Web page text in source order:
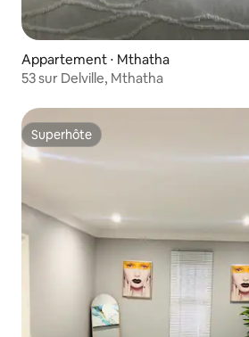
Appartement ⋅ Mthatha
53 sur Delville, Mthatha
Superhôte
Superhôte